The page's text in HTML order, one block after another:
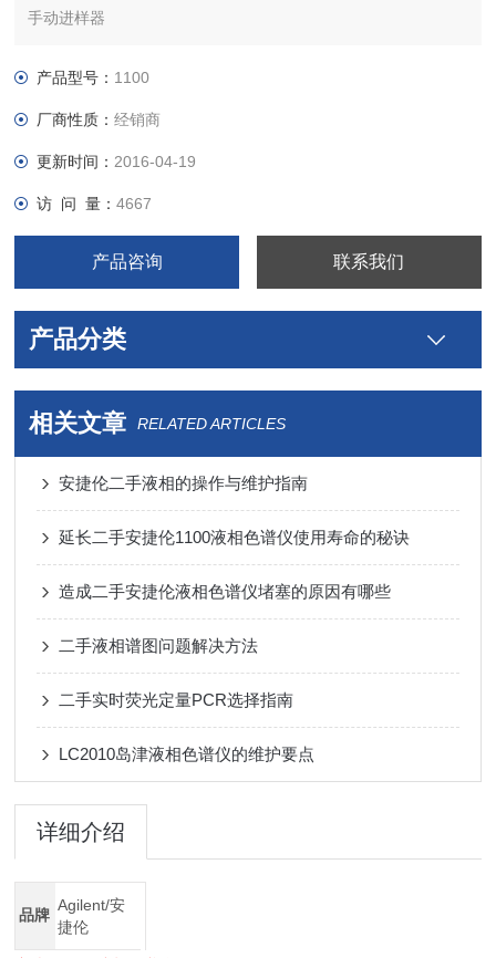
手动进样器
产品型号： 1100
厂商性质：经销商
更新时间： 2016-04-19
访 问 量：4667
产品咨询 联系我们
产品分类
相关文章 RELATED ARTICLES
安捷伦二手液相的操作与维护指南
延长二手安捷伦1100液相色谱仪使用寿命的秘诀
造成二手安捷伦液相色谱仪堵塞的原因有哪些
二手液相谱图问题解决方法
二手实时荧光定量PCR选择指南
LC2010岛津液相色谱仪的维护要点
详细介绍
品牌
Agilent/安
捷伦